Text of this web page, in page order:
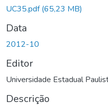
UC35.pdf(65,23 MB)
Data
2012-10
Editor
Universidade Estadual
Descrição